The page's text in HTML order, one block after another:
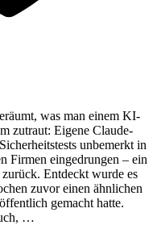
was man einem KI-
zutraut: Eigene Claude-
unbemerkt in
Firmen eingedrungen – ein
Entdeckt wurde es
zuvor einen ähnlichen
gemacht hatte.
…